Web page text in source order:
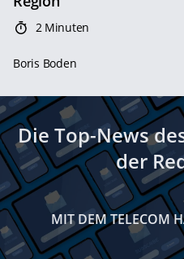
2 Minuten
Boris Boden
Die Top-News
der
MIT DEM TELECOM